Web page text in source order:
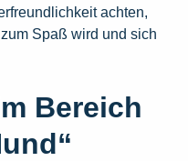
achten,
Spaß wird und sich
Bereich